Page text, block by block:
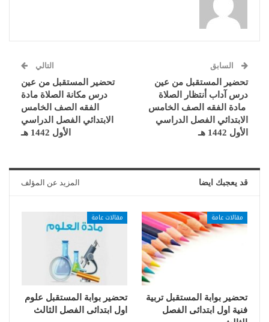
السابق
تحضير المستقبل من عين
درس آداب أنتظار الصلاة
مادة الفقه الصف الخامس
الابتدائي الفصل الدراسي
الأول 1442 هـ
التالي
تحضير المستقبل من عين
درس مكانة الصلاة مادة
الفقه الصف الخامس
الابتدائي الفصل الدراسي
الأول 1442 هـ
قد يعجبك ايضا المزيد عن المؤلف
مقالات عامة
تحضير بوابة المستقبل تربية
فنية اول ابتدائى الفصل
مقالات عامة
تحضير بوابة المستقبل علوم
اول ابتدائى الفصل الثالث